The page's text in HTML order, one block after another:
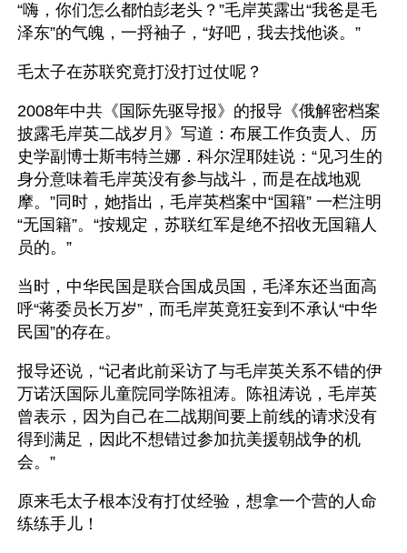
“嗨，你们怎么都怕彭老头？”毛岸英露出“我爸是毛
泽东”的气魄，一捋袖子，“好吧，我去找他谈。”
毛太子在苏联究竟打没打过仗呢？
2008年中共《国际先驱导报》的报导《俄解密档案
披露毛岸英二战岁月》写道：布展工作负责人、历
史学副博士斯韦特兰娜．科尔涅耶娃说：“见习生的
身分意味着毛岸英没有参与战斗，而是在战地观
摩。”同时，她指出，毛岸英档案中“国籍” 一栏注明
“无国籍”。“按规定，苏联红军是绝不招收无国籍人
员的。”
当时，中华民国是联合国成员国，毛泽东还当面高
呼“蒋委员长万岁”，而毛岸英竟狂妄到不承认“中华
民国”的存在。
报导还说，“记者此前采访了与毛岸英关系不错的伊
万诺沃国际儿童院同学陈祖涛。陈祖涛说，毛岸英
曾表示，因为自己在二战期间要上前线的请求没有
得到满足，因此不想错过参加抗美援朝战争的机
会。”
原来毛太子根本没有打仗经验，想拿一个营的人命
练练手儿！